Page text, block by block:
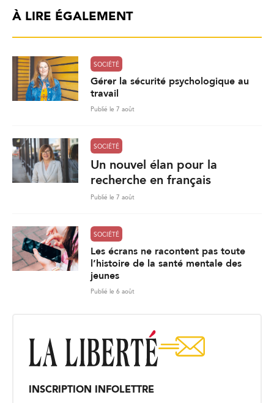
À LIRE ÉGALEMENT
SOCIÉTÉ
Gérer la sécurité psychologique au
travail
Publié le 7 août
SOCIÉTÉ
Un nouvel élan pour la
recherche en français
Publié le 7 août
SOCIÉTÉ
Les écrans ne racontent pas toute
l’histoire de la santé mentale des
jeunes
Publié le 6 août
INSCRIPTION INFOLETTRE